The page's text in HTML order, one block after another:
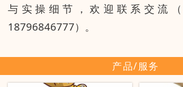
与实操细节，欢迎联系交流
18796846777）。
产品/服务